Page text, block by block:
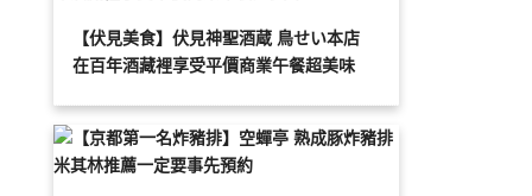
【伏見美食】伏見神聖酒蔵 鳥せい本店
在百年酒藏裡享受平價商業午餐超美味